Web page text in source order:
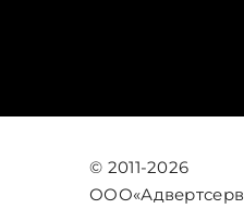
© 2011-2026